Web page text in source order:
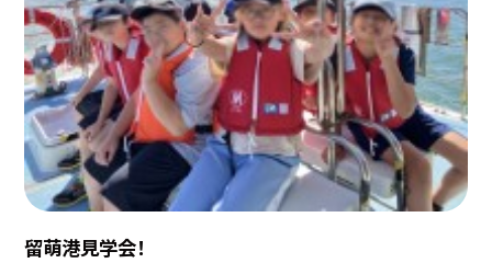
留萌港見学会！